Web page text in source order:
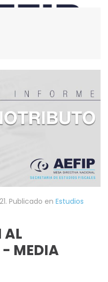
. Publicado en Estudios
AL
- MEDIA